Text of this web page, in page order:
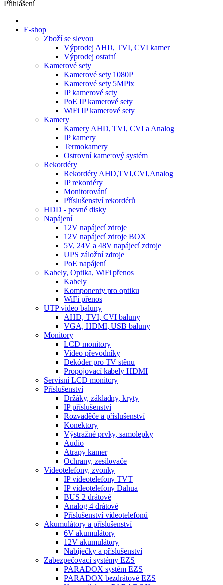
Přihlášení
E-shop
Zboží se slevou
Výprodej AHD, TVI, CVI kamer
Výprodej ostatní
Kamerové sety
Kamerové sety 1080P
Kamerové sety 5MPix
IP kamerové sety
PoE IP kamerové sety
WiFi IP kamerové sety
Kamery
Kamery AHD, TVI, CVI a Analog
IP kamery
Termokamery
Ostrovní kamerový systém
Rekordéry
Rekordéry AHD,TVI,CVI,Analog
IP rekordéry
Monitorování
Příslušenství rekordérů
HDD - pevné disky
Napájení
12V napájecí zdroje
12V napájecí zdroje BOX
5V, 24V a 48V napájecí zdroje
UPS záložní zdroje
PoE napájení
Kabely, Optika, WiFi přenos
Kabely
Komponenty pro optiku
WiFi přenos
UTP video baluny
AHD, TVI, CVI baluny
VGA, HDMI, USB baluny
Monitory
LCD monitory
Video převodníky
Dekóder pro TV stěnu
Propojovací kabely HDMI
Servisní LCD monitory
Příslušenství
Držáky, základny, kryty
IP příslušenství
Rozvaděče a příslušenství
Konektory
Výstražné prvky, samolepky
Audio
Atrapy kamer
Ochrany, zesilovače
Videotelefony, zvonky
IP videotelefony TVT
IP videotelefony Dahua
BUS 2 drátové
Analog 4 drátové
Příslušenství videotelefonů
Akumulátory a příslušenství
6V akumulátory
12V akumulátory
Nabíječky a příslušenství
Zabezpečovací systémy EZS
PARADOX systém EZS
PARADOX bezdrátové EZS